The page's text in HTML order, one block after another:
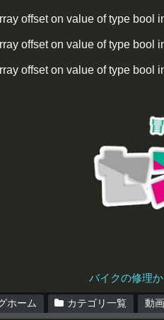
offset on value of type bool
offset on value of type bool
offset on value of type bool
バイクの修理
ホーム カテゴリ一覧 動